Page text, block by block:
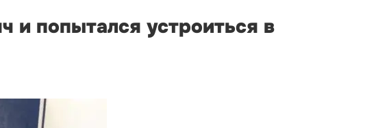
и попытался устроиться в